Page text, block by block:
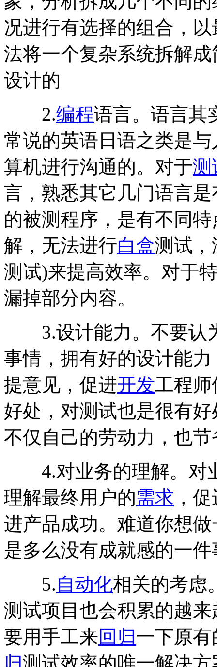
况进行有选择的组合，
法将一个复杂系统拆解
设计的
2.编程语言。语言其
常说的英语日语之类是
算机进行沟通的。对于测
言，熟悉其它几门语言
的被测程序，是有不同
解，无法进行白盒测试
测试)来提高效率。对于
漏掉部分内容。
3.设计能力。不要认
事情，拥有好的设计能
提意见，促进开发工程师
好处，对测试也是很有
不仅自己的劳动力，也
4.对业务的理解。对
理解最终用户的需求 ，
进产品成功。难道你想
是多么没有成就感的一件
5.自动化相关的考虑
测试项目也会积累的越
要用手工来回归一下原有